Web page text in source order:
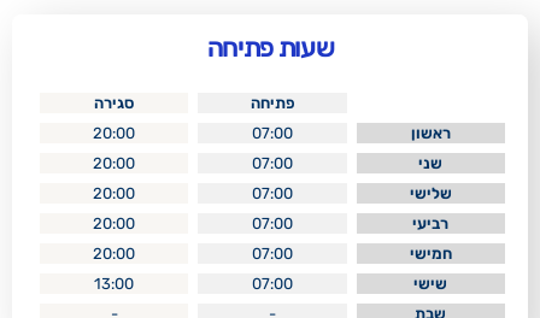
סגירה
07:00
20:00
07:00
20:00
07:00
20:00
07:00
20:00
07:00
20:00
07:00
13:00
-
-